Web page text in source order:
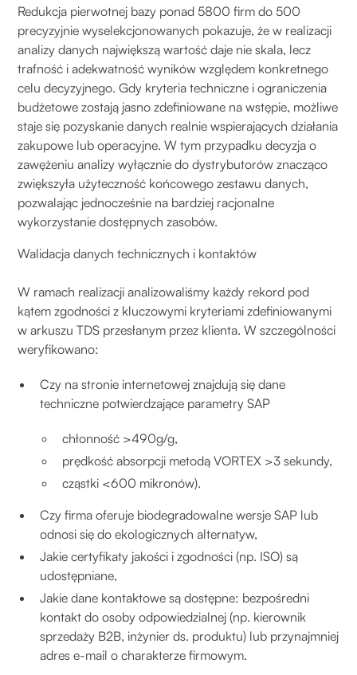
Redukcja pierwotnej bazy ponad 5800 firm do 500
precyzyjnie wyselekcjonowanych pokazuje, że w realizacji
analizy danych największą wartość daje nie skala, lecz
trafność i adekwatność wyników względem konkretnego
celu decyzyjnego. Gdy kryteria techniczne i ograniczenia
budżetowe zostają jasno zdefiniowane na wstępie, możliwe
staje się pozyskanie danych realnie wspierających działania
zakupowe lub operacyjne. W tym przypadku decyzja o
zawężeniu analizy wyłącznie do dystrybutorów znacząco
zwiększyła użyteczność końcowego zestawu danych,
pozwalając jednocześnie na bardziej racjonalne
wykorzystanie dostępnych zasobów.
Walidacja danych technicznych i kontaktów
W ramach realizacji analizowaliśmy każdy rekord pod
kątem zgodności z kluczowymi kryteriami zdefiniowanymi
w arkuszu TDS przesłanym przez klienta. W szczególności
weryfikowano:
Czy na stronie internetowej znajdują się dane
techniczne potwierdzające parametry SAP
chłonność >490g/g,
prędkość absorpcji metodą VORTEX >3 sekundy,
cząstki <600 mikronów).
Czy firma oferuje biodegradowalne wersje SAP lub
odnosi się do ekologicznych alternatyw,
Jakie certyfikaty jakości i zgodności (np. ISO) są
udostępniane,
Jakie dane kontaktowe są dostępne: bezpośredni
kontakt do osoby odpowiedzialnej (np. kierownik
sprzedaży B2B, inżynier ds. produktu) lub przynajmniej
adres e-mail o charakterze firmowym.